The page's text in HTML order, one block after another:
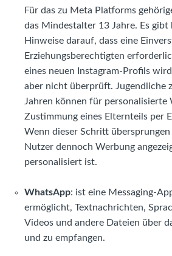
Für das zu Meta Platforms
das Mindestalter 13 Jahre. Es gibt
Hinweise darauf, dass eine
Erziehungsberechtigten
eines neuen Instagram-Profils
aber nicht überprüft. Jugendliche
Jahren können für personalisierte
Zustimmung eines Elternteils per
Wenn dieser Schritt
Nutzer dennoch Werbung
personalisiert ist.
WhatsApp: ist eine Messaging-
ermöglicht, Textnachrichten,
Videos und andere Dateien über
und zu empfangen.